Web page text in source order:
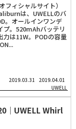
フィシャルサイト）
は、UWELLのバ
。オールインワンデ
プ。520mAhバッテリ
力は11W。PODの容量
2019.03.31
2019.04.01
UWELL
｜UWELL Whirl